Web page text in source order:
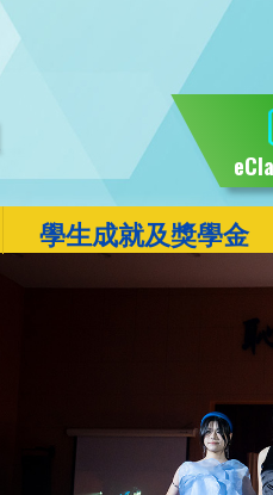
學生成就及獎學金